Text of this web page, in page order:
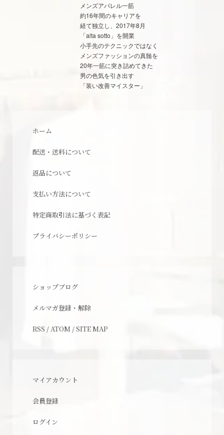
メンズアパレル一筋
約16年間のキャリアを
経て独立し、2017年8月
「alta sotto」を開業
小手先のテクニックではなく
メンズファッションの真髄を
20年一筋に突き詰めてきた
男の色気を引き出す
「装い改善マイスター」
ホーム
配送・送料について
返品について
支払い方法について
特定商取引法に基づく表記
プライバシーポリシー
ショップブログ
メルマガ登録・解除
RSS / ATOM /SITE MAP
マイアカウント
会員登録
ログイン